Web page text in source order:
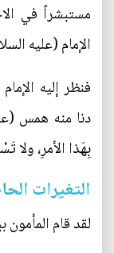
مستبشراً في
الإمام (عليه
فنظر إليه
دنا منه همس
بِهَذا الأمرِ، ولا
التغيرات
لقد قام